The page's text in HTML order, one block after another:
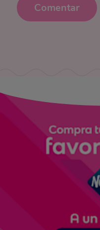
Comentar